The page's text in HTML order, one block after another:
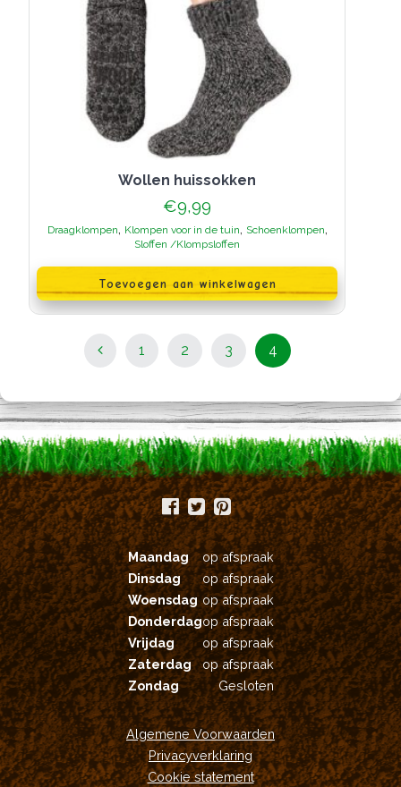
Wollen huissokken
€9,99
Draagklompen, Klompen voor in de tuin, Schoenklompen,
Sloffen /Klompsloffen
Toevoegen aan winkelwagen
Berichten
Pagina
1 Pagina
2 Pagina
3 Pagina
4
Maandag
op afspraak
Dinsdag
op afspraak
Woensdag op afspraak
Donderdagop afspraak
Vrijdag
op afspraak
Zaterdag
op afspraak
Zondag
Gesloten
Algemene Voorwaarden
Privacyverklaring
Cookie statement